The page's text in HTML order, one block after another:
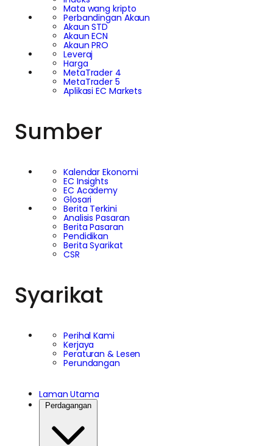
Mata wang kripto
Perbandingan Akaun
Akaun STD
Akaun ECN
Akaun PRO
Leveraj
Harga
MetaTrader 4
MetaTrader 5
Aplikasi EC Markets
Sumber
Kalendar Ekonomi
EC Insights
EC Academy
Glosari
Berita Terkini
Analisis Pasaran
Berita Pasaran
Pendidikan
Berita Syarikat
CSR
Syarikat
Perihal Kami
Kerjaya
Peraturan & Lesen
Perundangan
Laman Utama
Perdagangan